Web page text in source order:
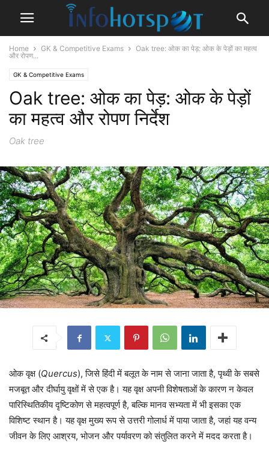
Home GK & Competitive Exams
Oak tree: ओक का पेड़: ओक के पेड़ों का महत्व
और रोपण...
GK & Competitive Exams
Oak tree: ओक का पेड़: ओक के पेड़ों
का महत्व और रोपण निर्देश
Oak tree
ओक वृक्ष (Quercus), जिसे हिंदी में बलूत के नाम से जाना जाता है, पृथ्वी के सबसे
मजबूत और दीर्घायु वृक्षों में से एक है। यह वृक्ष अपनी विशेषताओं के कारण न केवल
पारिस्थितिकीय दृष्टिकोण से महत्वपूर्ण है, बल्कि मानव सभ्यता में भी इसका एक
विशिष्ट स्थान है। यह वृक्ष मुख्य रूप से उत्तरी गोलार्ध में पाया जाता है, जहां यह वन्य
जीवन के लिए आश्रय, भोजन और पर्यावरण को संतुलित करने में मदद करता है।